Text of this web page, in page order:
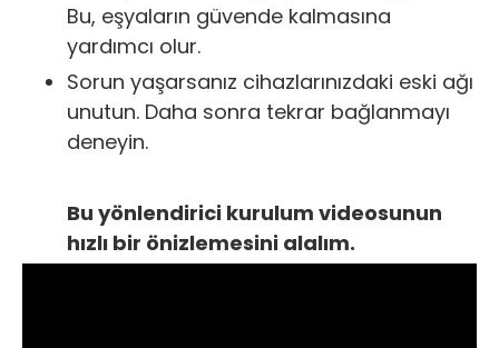
Bu, eşyaların güvende kalmasına
yardımcı olur.
Sorun yaşarsanız cihazlarınızdaki eski ağı
unutun. Daha sonra tekrar bağlanmayı
deneyin.
Bu yönlendirici kurulum videosunun
hızlı bir önizlemesini alalım.